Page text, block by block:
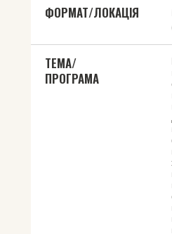
ФОРМАТ/ЛОКАЦІЯ
ТЕМА/
ПРОГРАМА